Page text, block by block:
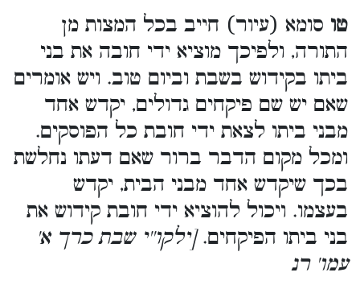
טו סומא (עיור) חייב בכל המצות מן
התורה, ולפיכך מוציא ידי חובה את בני
ביתו בקידוש בשבת וביום טוב. ויש אומרים
שאם יש שם פיקחים גדולים, יקדש אחד
מבני ביתו לצאת ידי חובת כל הפוסקים.
ומכל מקום הדבר ברור שאם דעתו נחלשת
בכך שיקדש אחד מבני הבית, יקדש
בעצמו. ויכול להוציא ידי חובת קידוש את
בני ביתו הפיקחים.[ילקו''י שבת כרך א'
עמו' רנ